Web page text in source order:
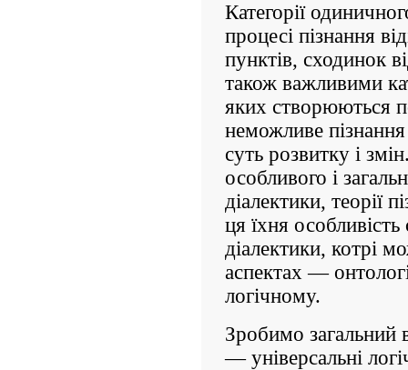
Категорії
процесі пізнання
пунктів, сходинок
також важливими
яких створюються
неможливе
суть розвитку і
особливого і
діалектики, теорії
ця їхня особливість
діалектики, котрі
аспектах —
логічному.
Зробимо загальний
— універсальні